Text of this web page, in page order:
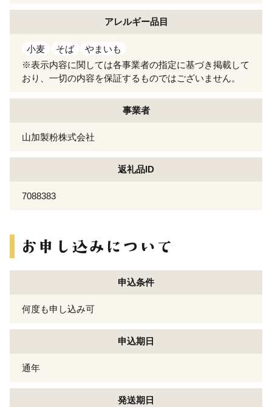
アレルギー品目
小麦 そば
やまいも
※表示内容に関しては各事業者の指定に基づき掲載して
おり、一切の内容を保証するものではございません。
事業者
山加製粉株式会社
返礼品ID
7088383
申込条件
何度も申し込み可
申込期日
通年
発送期日